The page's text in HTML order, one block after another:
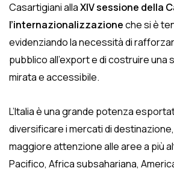
CasartigianiallaXIV sessione della
l’internazionalizzazioneche si è
evidenziando la necessità di
pubblico all’export e di costruire una
mirata e accessibile.
L’Italia è una grande potenza
diversificare i mercati di
maggiore attenzione alle aree a più
Pacifico, Africa subsahariana,